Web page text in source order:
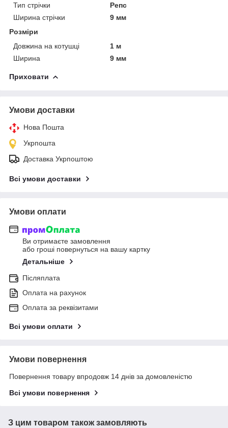
Тип стрічки
Репс
Ширина стрічки
9 мм
Розміри
Довжина на котушці
1 м
Ширина
9 мм
Приховати
Умови доставки
Нова Пошта
Укрпошта
Доставка Укрпоштою
Всі умови доставки
Умови оплати
Ви отримаєте замовлення
або гроші повернуться на вашу картку
Детальніше
Післяплата
Оплата на рахунок
Оплата за реквізитами
Всі умови оплати
Умови повернення
Повернення товару впродовж 14 днів за домовленістю
Всі умови повернення
З цим товаром також замовляють